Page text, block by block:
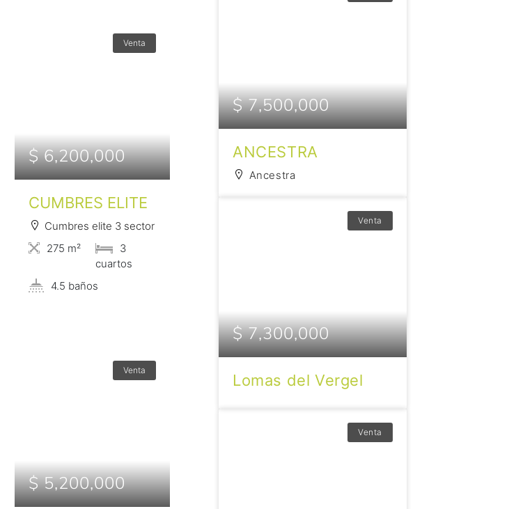
Venta
$ 6,200,000
CUMBRES ELITE
Cumbres elite 3 sector
275 m²
3
сuartos
4.5 baños
Venta
$ 5,200,000
$ 7,500,000
ANCESTRA
Ancestra
Venta
$ 7,300,000
Lomas del Vergel
Venta